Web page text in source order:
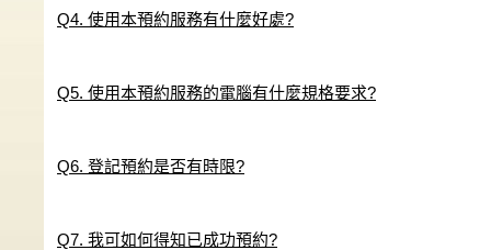
Q4. 使用本預約服務有什麼好處?
Q5. 使用本預約服務的電腦有什麼規格要求?
Q6. 登記預約是否有時限?
Q7. 我可如何得知已成功預約?